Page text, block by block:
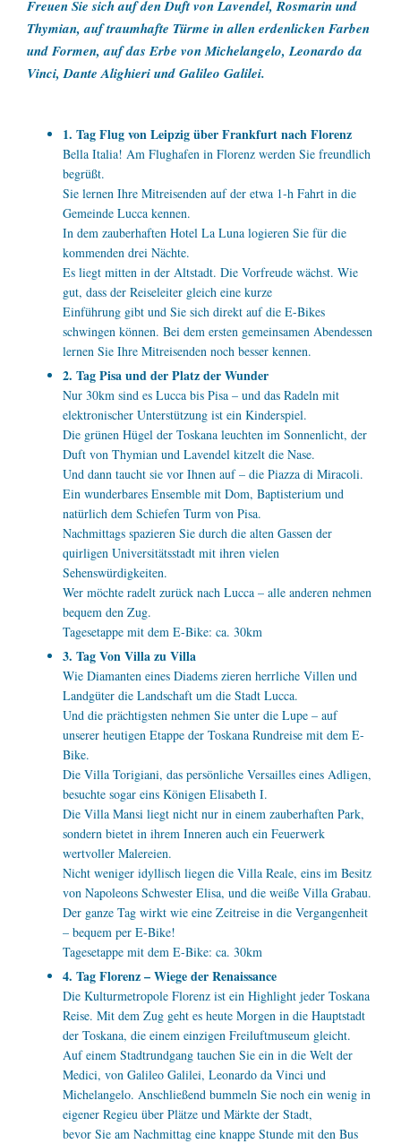
Freuen Sie sich auf den Duft von Lavendel, Rosmarin und
Thymian, auf traumhafte Türme in allen erdenlicken Farben
und Formen,auf das Erbe von Michelangelo, Leonardo da
Vinci, Dante Alighieri und Galileo Galilei.
1. Tag Flug von Leipzig über Frankfurt nach Florenz
Bella Italia! Am Flughafen in Florenz werden Sie freundlich
begrüßt.
Sie lernen Ihre Mitreisenden auf der etwa 1-h Fahrt in die
Gemeinde Lucca kennen.
In dem zauberhaften Hotel La Luna logieren Sie für die
kommenden drei Nächte.
Es liegt mitten in der Altstadt. Die Vorfreude wächst. Wie
gut, dass der Reiseleiter gleich eine kurze
Einführung gibt und Sie sich direkt auf die E-Bikes
schwingen können. Bei dem ersten gemeinsamen Abendessen
lernen Sie Ihre Mitreisenden noch besser kennen.
2. Tag Pisa und der Platz der Wunder
Nur 30km sind es Lucca bis Pisa – und das Radeln mit
elektronischer Unterstützung ist ein Kinderspiel.
Die grünen Hügel der Toskana leuchten im Sonnenlicht, der
Duft von Thymian und Lavendel kitzelt die Nase.
Und dann taucht sie vor Ihnen auf – die Piazza di Miracoli.
Ein wunderbares Ensemble mit Dom, Baptisterium und
natürlich dem Schiefen Turm von Pisa.
Nachmittags spazieren Sie durch die alten Gassen der
quirligen Universitätsstadt mit ihren vielen
Sehenswürdigkeiten.
Wer möchte radelt zurück nach Lucca – alle anderen nehmen
bequem den Zug.
Tagesetappe mit dem E-Bike: ca. 30km
3. Tag Von Villa zu Villa
Wie Diamanten eines Diadems zieren herrliche Villen und
Landgüter die Landschaft um die Stadt Lucca.
Und die prächtigsten nehmen Sie unter die Lupe – auf
unserer heutigen Etappe der Toskana Rundreise mit dem E-
Bike.
Die Villa Torigiani, das persönliche Versailles eines Adligen,
besuchte sogar eins Königen Elisabeth I.
Die Villa Mansi liegt nicht nur in einem zauberhaften Park,
sondern bietet in ihrem Inneren auch ein Feuerwerk
wertvoller Malereien.
Nicht weniger idyllisch liegen die Villa Reale, eins im Besitz
von Napoleons Schwester Elisa, und die weiße Villa Grabau.
Der ganze Tag wirkt wie eine Zeitreise in die Vergangenheit
– bequem per E-Bike!
Tagesetappe mit dem E-Bike: ca. 30km
4. Tag Florenz – Wiege der Renaissance
Die Kulturmetropole Florenz ist ein Highlight jeder Toskana
Reise. Mit dem Zug geht es heute Morgen in die Hauptstadt
der Toskana, die einem einzigen Freiluftmuseum gleicht.
Auf einem Stadtrundgang tauchen Sie ein in die Welt der
Medici, von Galileo Galilei, Leonardo da Vinci und
Michelangelo. Anschließend bummeln Sie noch ein wenig in
eigener Regieu über Plätze und Märkte der Stadt,
bevor Sie am Nachmittag eine knappe Stunde mit den Bus